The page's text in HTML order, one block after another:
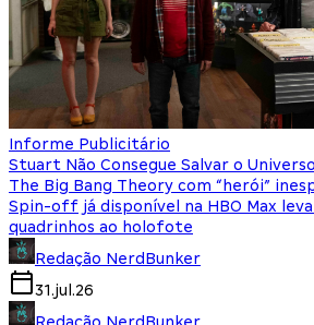
Informe Publicitário
Stuart Não Consegue Salvar o
The Big Bang Theory com “herói”
Spin-off já disponível na HBO Max
quadrinhos ao holofote
Redação NerdBunker
31.jul.26